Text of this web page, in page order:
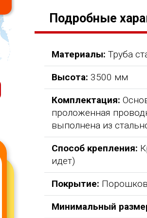
В целях устойчивого водоснабжения,
ремонтные работы на водозаборе:
установлена водонапорная башня
лояльность. На
Подробные
Материалы: Труба
Высота: 3500 мм
Комплектация:
проложенная
выполнена из
Способ крепления:
идет)
Покрытие:
Минимальный